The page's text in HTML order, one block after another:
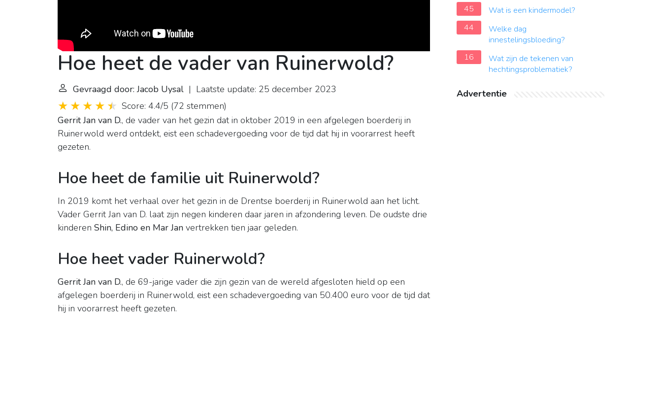
Hoe heet de vader van Ruinerwold?
Gevraagd door: Jacob Uysal | Laatste update: 25 december 2023
Score: 4.4/5 (72 stemmen)
Gerrit Jan van D., de vader van het gezin dat in oktober 2019 in een afgelegen boerderij in
Ruinerwold werd ontdekt, eist een schadevergoeding voor de tijd dat hij in voorarrest heeft
gezeten.
Hoe heet de familie uit Ruinerwold?
In 2019 komt het verhaal over het gezin in de Drentse boerderij in Ruinerwold aan het licht.
Vader Gerrit Jan van D. laat zijn negen kinderen daar jaren in afzondering leven. De oudste drie
kinderen Shin, Edino en Mar Jan vertrekken tien jaar geleden.
Hoe heet vader Ruinerwold?
Gerrit Jan van D., de 69-jarige vader die zijn gezin van de wereld afgesloten hield op een
afgelegen boerderij in Ruinerwold, eist een schadevergoeding van 50.400 euro voor de tijd dat
hij in voorarrest heeft gezeten.
45
Wat is een kindermodel?
44
Welke dag
innestelingsbloeding?
16
Wat zijn de tekenen van
hechtingsproblematiek?
Advertentie